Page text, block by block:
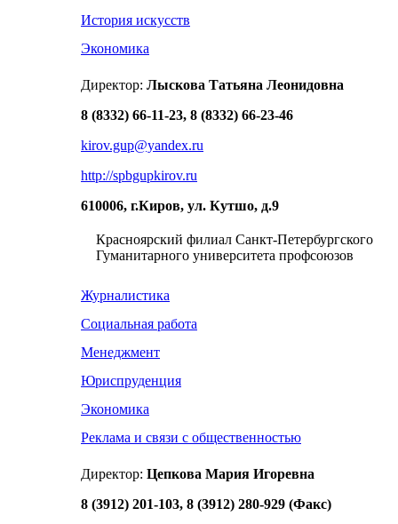
История искусств
Экономика
Директор: Лыскова Татьяна Леонидовна
8 (8332) 66-11-23, 8 (8332) 66-23-46
kirov.gup@yandex.ru
http://spbgupkirov.ru
610006, г.Киров, ул. Кутшо, д.9
Красноярский филиал Санкт-Петербургского
Гуманитарного университета профсоюзов
Журналистика
Социальная работа
Менеджмент
Юриспруденция
Экономика
Реклама и связи с общественностью
Директор: Цепкова Мария Игоревна
8 (3912) 201-103, 8 (3912) 280-929 (Факс)